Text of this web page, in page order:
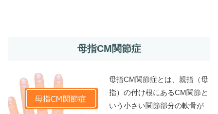
母指CM関節症
母指CM関節症とは、親指（母
指）の付け根にあるCM関節と
いう小さい関節部分の軟骨が